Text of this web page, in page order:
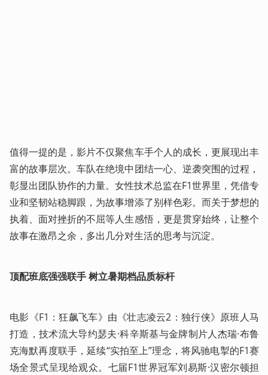
值得一提的是，影片不仅聚焦车手个人的成长，更展现出丰
富的故事层次。车队在绝境中团结一心、逆袭突围的过程，
彰显出团队协作的力量。女性技术总监在F1世界里，凭借专
业和坚韧站稳脚跟，为故事增添了别样色彩。而关于梦想的
执着、面对挫折的不屈等人生感悟，更是贯穿始终，让整个
故事在激昂之余，多出几分对生活的思考与沉淀。​
顶配班底强强联手 树立暑期档品质标杆
电影《F1：狂飙飞车》由《壮志凌云2：独行侠》原班人马
打造，技术流大导约瑟夫·科辛斯基与金牌制片人杰瑞·布鲁
克海默再度联手，延续“实拍至上”理念，将风驰电掣的F1赛
场全景式呈现给观众。七届F1世界冠军刘易斯·汉密尔顿担